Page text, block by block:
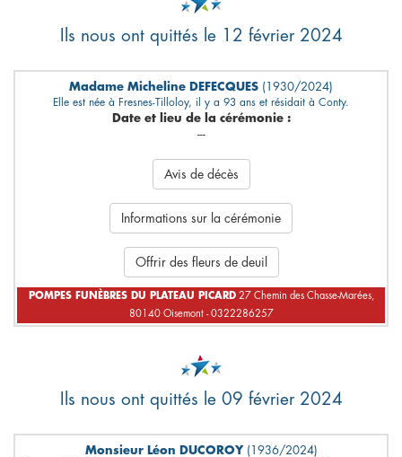
Ils nous ont quittés le 12 février 2024
Madame Micheline DEFECQUES (1930/2024)
Elle est née à Fresnes-Tilloloy, il y a 93 ans et résidait à Conty.
Date et lieu de la cérémonie :
---
Avis de décès
Informations sur la cérémonie
Offrir des fleurs de deuil
POMPES FUNÈBRES DU PLATEAU PICARD27 Chemin des Chasse-Marées,
80140 Oisemont - 0322286257
Ils nous ont quittés le 09 février 2024
Monsieur Léon DUCOROY (1936/2024)